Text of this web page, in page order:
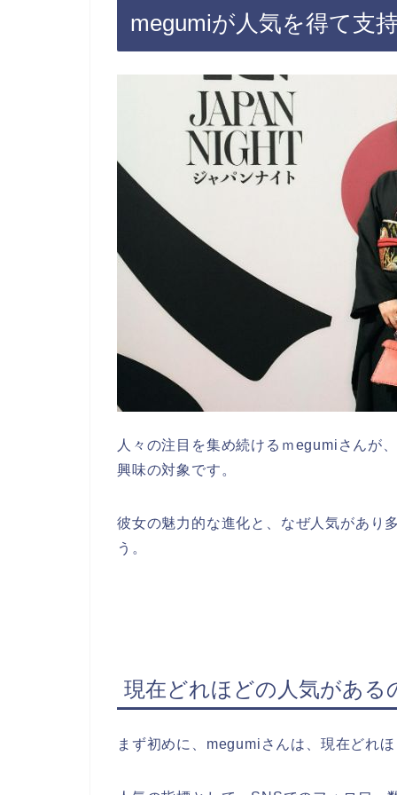
megumiが人気を得て支
人々の注目を集め続けるｍegumiさんが
興味の対象です。
彼女の魅力的な進化と、なぜ人気があり
う。
現在どれほどの人気がある
まず初めに、megumiさんは、現在どれ